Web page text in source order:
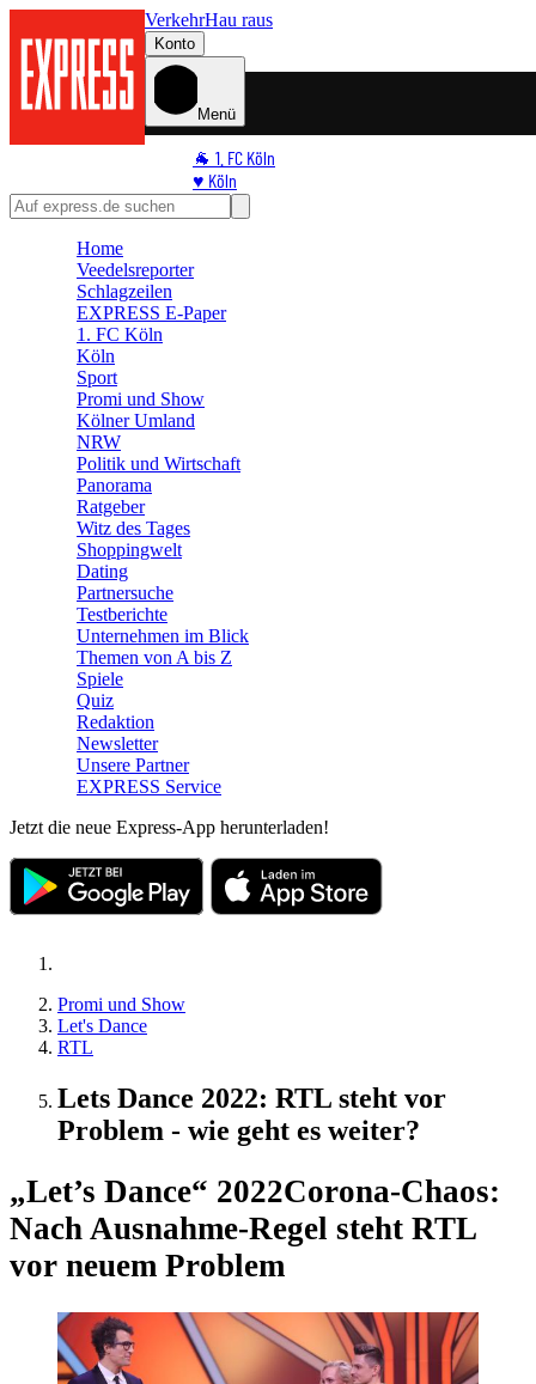
VerkehrHau raus
Konto
Menü
🐐 1. FC Köln
♥️ Köln
⭐ Promi
🛒 Shoppingwelt
Home
Veedelsreporter
Schlagzeilen
EXPRESS E-Paper
1. FC Köln
Köln
Sport
Promi und Show
Kölner Umland
NRW
Politik und Wirtschaft
Panorama
Ratgeber
Witz des Tages
Shoppingwelt
Dating
Partnersuche
Testberichte
Unternehmen im Blick
Themen von A bis Z
Spiele
Quiz
Redaktion
Newsletter
Unsere Partner
EXPRESS Service
Jetzt die neue Express-App herunterladen!
Promi und Show
Let's Dance
RTL
Lets Dance 2022: RTL steht vor
Problem - wie geht es weiter?
„Let’s Dance“ 2022Corona-Chaos:
Nach Ausnahme-Regel steht RTL
vor neuem Problem